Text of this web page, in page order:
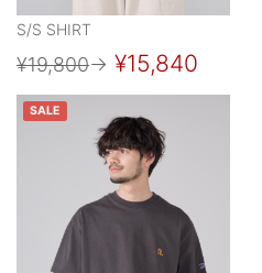
S/S SHIRT
¥19,800→ ¥15,840
SALE